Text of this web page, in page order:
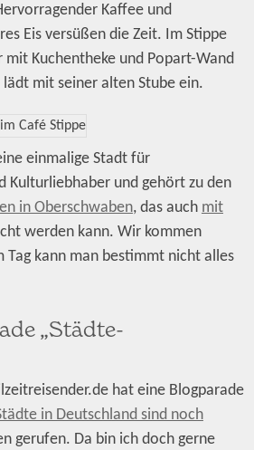
Kaffee und
Eis versüßen die Zeit. Im Stippe
Kuchentheke und Popart-Wand
lädt mit seiner alten Stube ein.
einmalige Stadt für
Kulturliebhaber und gehört zu den
in Oberschwaben, das auch mit
werden kann. Wir kommen
Tag kann man bestimmt nicht alles
„Städte-
hat eine Blogparade
in Deutschland sind noch
gerufen. Da bin ich doch gerne